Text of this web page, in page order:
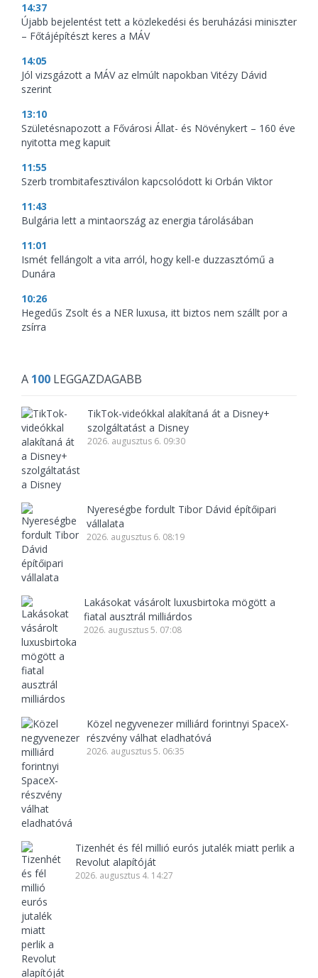
14:37
Újabb bejelentést tett a közlekedési és beruházási miniszter
– Főtájépítészt keres a MÁV
14:05
Jól vizsgázott a MÁV az elmúlt napokban Vitézy Dávid
szerint
13:10
Születésnapozott a Fővárosi Állat- és Növénykert – 160 éve
nyitotta meg kapuit
11:55
Szerb trombitafesztiválon kapcsolódott ki Orbán Viktor
11:43
Bulgária lett a mintaország az energia tárolásában
11:01
Ismét fellángolt a vita arról, hogy kell-e duzzasztómű a
Dunára
10:26
Hegedűs Zsolt és a NER luxusa, itt biztos nem szállt por a
zsírra
A 100 LEGGAZDAGABB
TikTok-videókkal alakítaná át a Disney+
szolgáltatást a Disney
2026. augusztus 6. 09:30
Nyereségbe fordult Tibor Dávid építőipari
vállalata
2026. augusztus 6. 08:19
Lakásokat vásárolt luxusbirtoka mögött a
fiatal ausztrál milliárdos
2026. augusztus 5. 07:08
Közel negyvenezer milliárd forintnyi SpaceX-
részvény válhat eladhatóvá
2026. augusztus 5. 06:35
Tizenhét és fél millió eurós jutalék miatt perlik a
Revolut alapítóját
2026. augusztus 4. 14:27